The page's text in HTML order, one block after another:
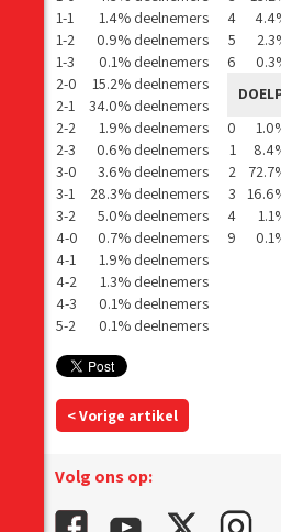
1-1
1.4% deelnemers
1-2
0.9% deelnemers
1-3
0.1% deelnemers
2-0
15.2% deelnemers
2-1
34.0% deelnemers
2-2
1.9% deelnemers
2-3
0.6% deelnemers
3-0
3.6% deelnemers
3-1
28.3% deelnemers
3-2
5.0% deelnemers
4-0
0.7% deelnemers
4-1
1.9% deelnemers
4-2
1.3% deelnemers
4-3
0.1% deelnemers
5-2
0.1% deelnemers
4
5
6
0
1
2
3
4
9
< Vorige artikel
Volg ons op: